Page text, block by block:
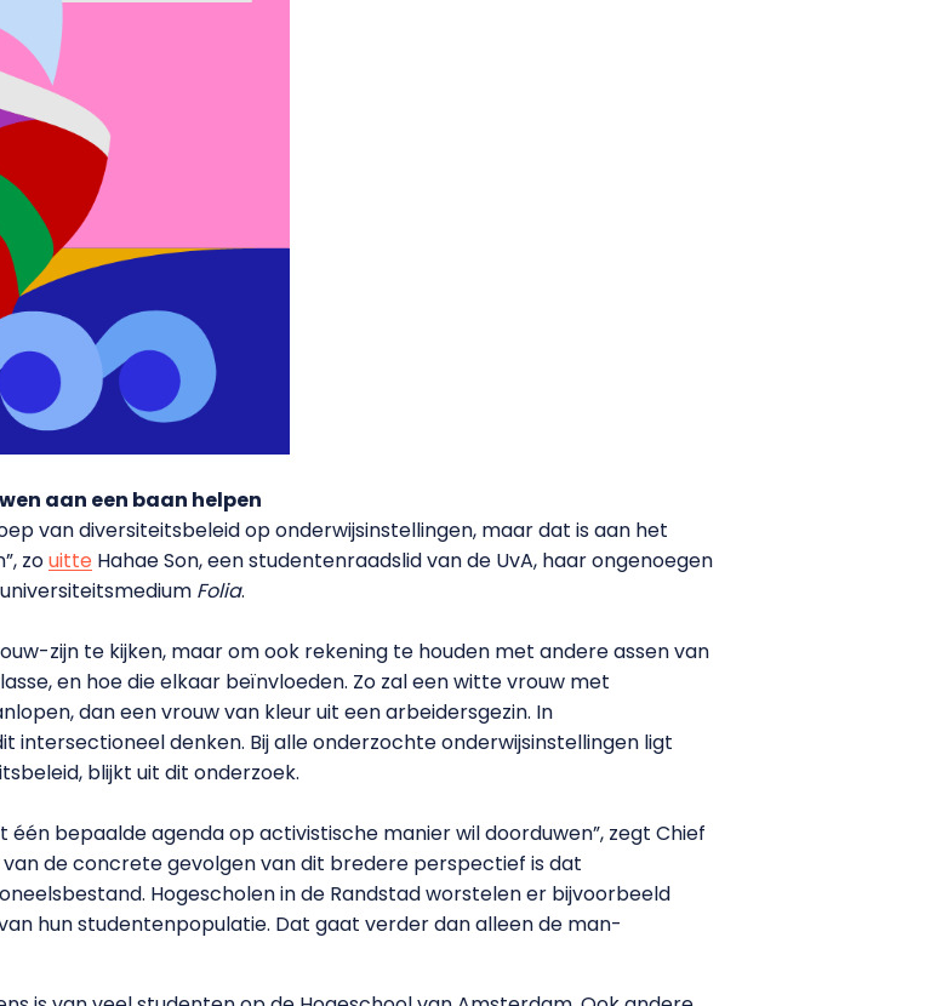
aan een baan helpen
van diversiteitsbeleid op onderwijsinstellingen, maar dat is aan het
zouitte Hahae Son, een studentenraadslid van de UvA, haar ongenoegen
Folia.
zijn te kijken, maar om ook rekening te houden met andere assen van
en hoe die elkaar beïnvloeden. Zo zal een witte vrouw met
dan een vrouw van kleur uit een arbeidersgezin. In
denken. Bij alle onderzochte onderwijsinstellingen ligt
blijkt uit dit onderzoek.
bepaalde agenda op activistische manier wil doorduwen”, zegt Chief
van de concrete gevolgen van dit bredere perspectief is dat
Hogescholen in de Randstad worstelen er bijvoorbeeld
hun studentenpopulatie. Dat gaat verder dan alleen de man-